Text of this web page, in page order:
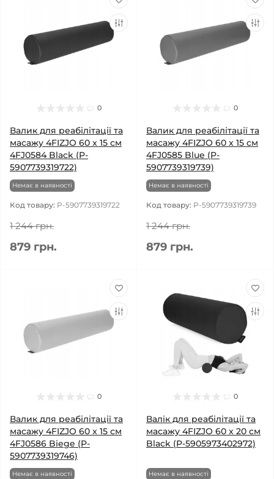
0
Валик для реабілітації та
масажу 4FIZJO 60 x 15 см
4FJ0584 Black (P-
5907739319722)
Немає в наявності
Код товару: P-5907739319722
1 244 грн.
879 грн.
0
Валик для реабілітації та
масажу 4FIZJO 60 x 15 см
4FJ0585 Blue (P-
5907739319739)
Немає в наявності
Код товару: P-5907739319739
1 244 грн.
879 грн.
0
Валик для реабілітації та
масажу 4FIZJO 60 x 15 см
4FJ0586 Biege (P-
5907739319746)
Немає в наявності
0
Валік для реабілітації та
масажу 4FIZJO 60 x 20 см
Black (P-5905973402972)
Немає в наявності